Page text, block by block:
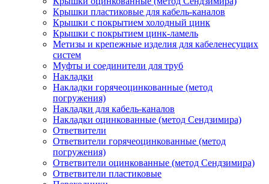
Крышки пластиковые для кабель-каналов
Крышки с покрытием холодный цинк
Крышки с покрытием цинк-ламель
Метизы и крепежные изделия для кабеленесущих
систем
Муфты и соединители для труб
Накладки
Накладки горячеоцинкованные (метод
погружения)
Накладки для кабель-каналов
Накладки оцинкованные (метод Сендзимира)
Ответвители
Ответвители горячеоцинкованные (метод
погружения)
Ответвители оцинкованные (метод Сендзимира)
Ответвители пластиковые